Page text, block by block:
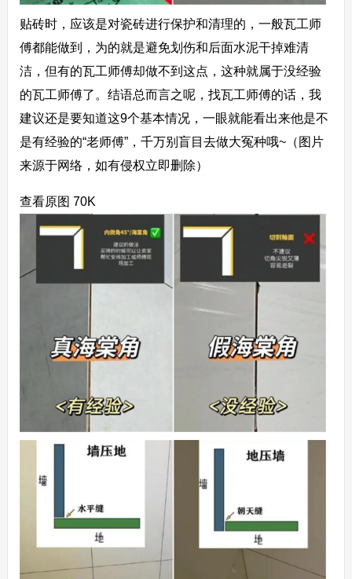
贴砖时，应该是对瓷砖进行保护和清理的，一般瓦工师
傅都能做到，为的就是避免划伤和后面水泥干掉难清
洁，但有的瓦工师傅却做不到这点，这种就属于没经验
的瓦工师傅了。 结语总而言之呢，找瓦工师傅的话，我
建议还是要知道这9个基本情况，一眼就能看出来他是不
是有经验的“老师傅”，千万别盲目去做大冤种哦~（图片
来源于网络，如有侵权立即删除）
查看原图 70K